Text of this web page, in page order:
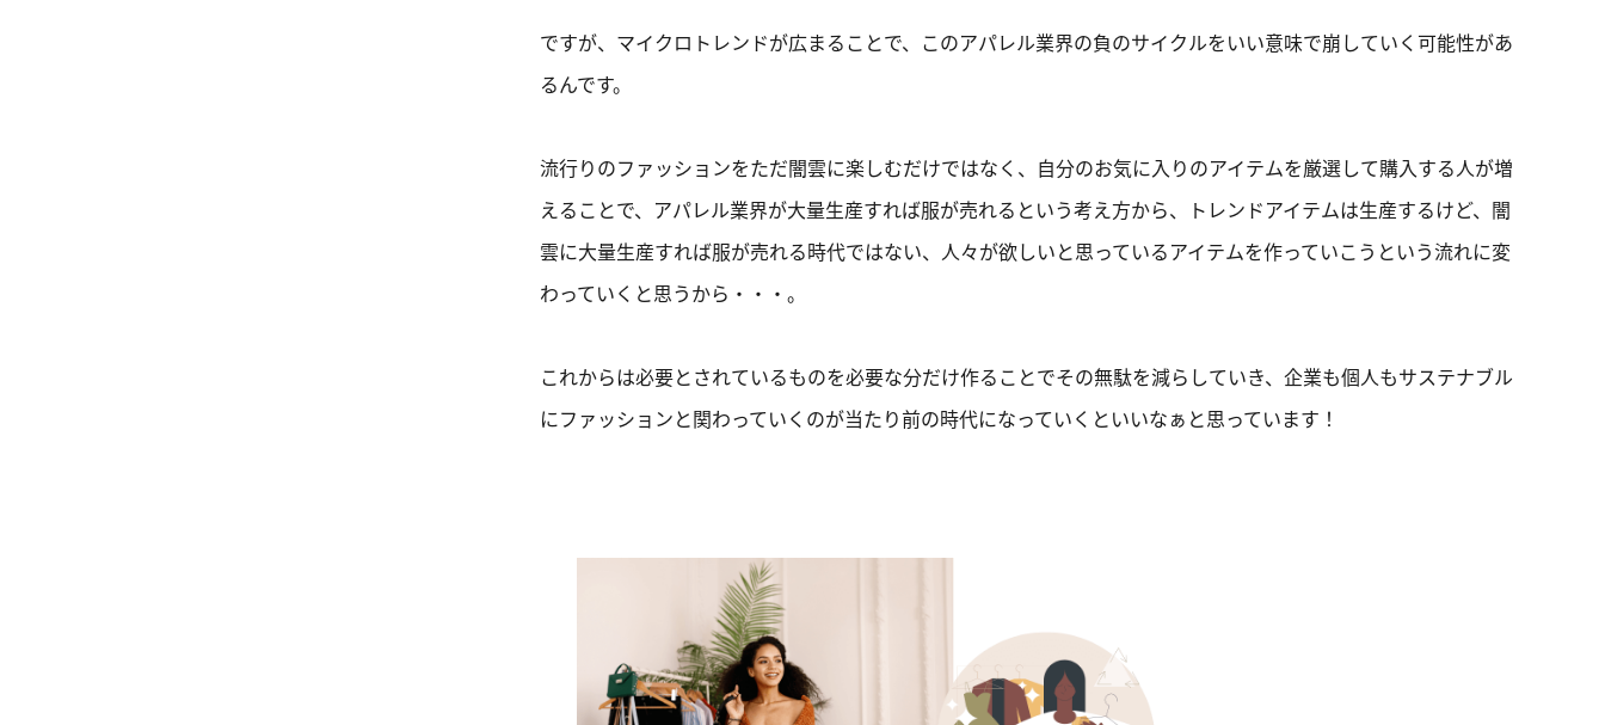
ですが、マイクロトレンドが広まることで、このアパレル業界の負のサイクルをいい意味で崩していく可能性があ
るんです。
流行りのファッションをただ闇雲に楽しむだけではなく、自分のお気に入りのアイテムを厳選して購入する人が増
えることで、アパレル業界が大量生産すれば服が売れるという考え方から、トレンドアイテムは生産するけど、闇
雲に大量生産すれば服が売れる時代ではない、人々が欲しいと思っているアイテムを作っていこうという流れに変
わっていくと思うから・・・。
これからは必要とされているものを必要な分だけ作ることでその無駄を減らしていき、企業も個人もサステナブル
にファッションと関わっていくのが当たり前の時代になっていくといいなぁと思っています！